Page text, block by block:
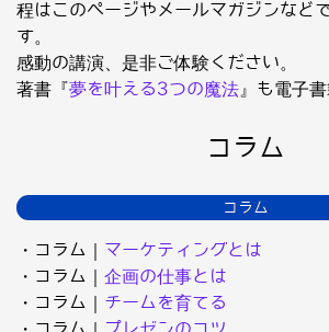
程はこのページやメールマガジンなど
す。
感動の講演、是非ご体験ください。
著書『夢を叶える3つの魔法』も電子
コラム
コラム
・コラム｜ マーケティングとは
・コラム｜ 企画の仕事とは
・コラム｜ チームを育てる